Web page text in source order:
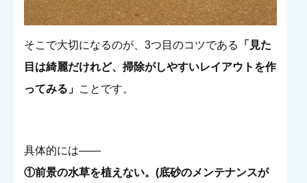
そこで大切になるのが、3つ目のコツである
「見た
目は綺麗だけれど、掃除がしやすいレイアウトを作
ってみる」 ことです。
具体的には――
①前景の水草を植えない。(底砂のメンテナンスが